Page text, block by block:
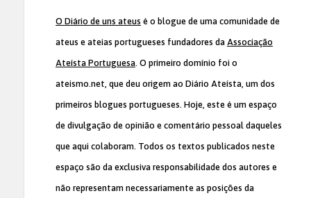
O Diário de uns ateus é o blogue de uma comunidade de
ateus e ateias portugueses fundadores da Associação
Ateísta Portuguesa. O primeiro domínio foi o
ateismo.net, que deu origem ao Diário Ateísta, um dos
primeiros blogues portugueses. Hoje, este é um espaço
de divulgação de opinião e comentário pessoal daqueles
que aqui colaboram. Todos os textos publicados neste
espaço são da exclusiva responsabilidade dos autores e
não representam necessariamente as posições da